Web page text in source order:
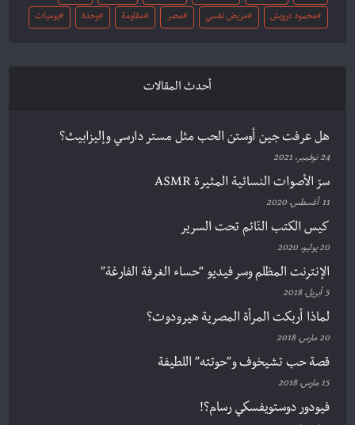
محمود درويش مريض نفسي مصر مقاومة وحدة يوميات
أحدث المقالات
هل عرفت جين أوستن الحب مثل مستر دارسي وإليزابيث؟
24 نوفمبر، 2021
سرّ الأصوات النسائية المثيرة ASMR
11 أغسطس، 2020
كيس الكتب النّائم تحت السرير
20 يوليو، 2020
الإنترنت المظلم وسر فيديو “حساء الغرفة الفارغة”
5 أبريل، 2018
لماذا أربكت المرأة المصرية هيرودوت؟
20 مارس، 2018
قصة حب تشيخوف و”حوتته” اللطيفة
15 مارس، 2018
فيودور دوستويفسكي رسام؟!